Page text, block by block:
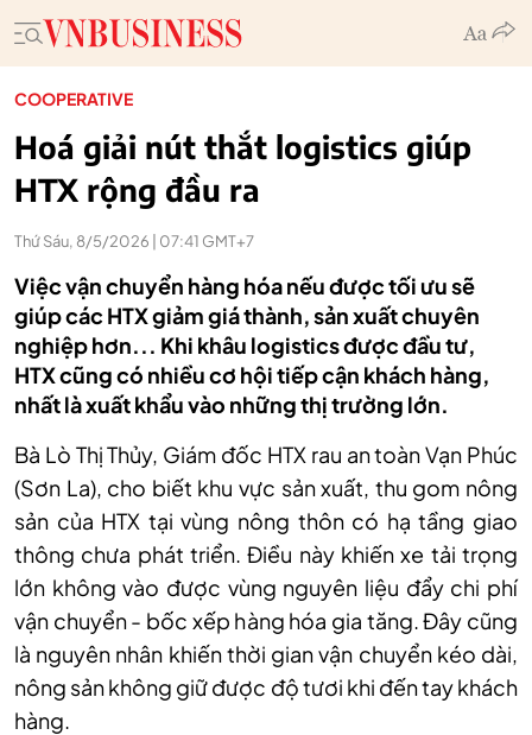
COOPERATIVE
Hoá giải nút thắt logistics giúp
HTX rộng đầu ra
Thứ Sáu, 8/5/2026 | 07:41 GMT+7
Việc vận chuyển hàng hóa nếu được tối ưu sẽ
giúp các HTX giảm giá thành, sản xuất chuyên
nghiệp hơn... Khi khâu logistics được đầu tư,
HTX cũng có nhiều cơ hội tiếp cận khách hàng,
nhất là xuất khẩu vào những thị trường lớn.
Bà Lò Thị Thủy, Giám đốc HTX rau an toàn Vạn Phúc
(Sơn La), cho biết khu vực sản xuất, thu gom nông
sản của HTX tại vùng nông thôn có hạ tầng giao
thông chưa phát triển. Điều này khiến xe tải trọng
lớn không vào được vùng nguyên liệu đẩy chi phí
vận chuyển - bốc xếp hàng hóa gia tăng. Đây cũng
là nguyên nhân khiến thời gian vận chuyển kéo dài,
nông sản không giữ được độ tươi khi đến tay khách
hàng.